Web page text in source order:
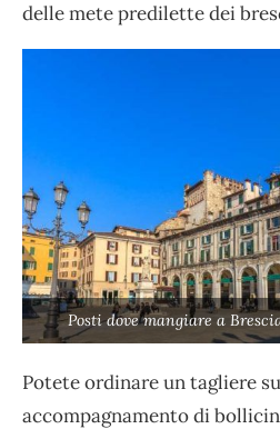
delle mete predilette dei
Posti dove mangiare a
Potete ordinare un tagliere
accompagnamento di